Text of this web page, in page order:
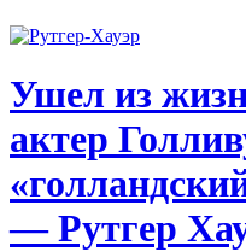
Ушел из
актер
— Рутгер